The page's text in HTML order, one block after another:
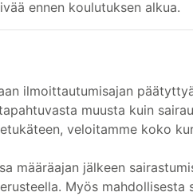
ennen koulutuksen alkua.
ilmoittautumisajan
muusta kuin
veloitamme koko
määräajan jälkeen
Myös